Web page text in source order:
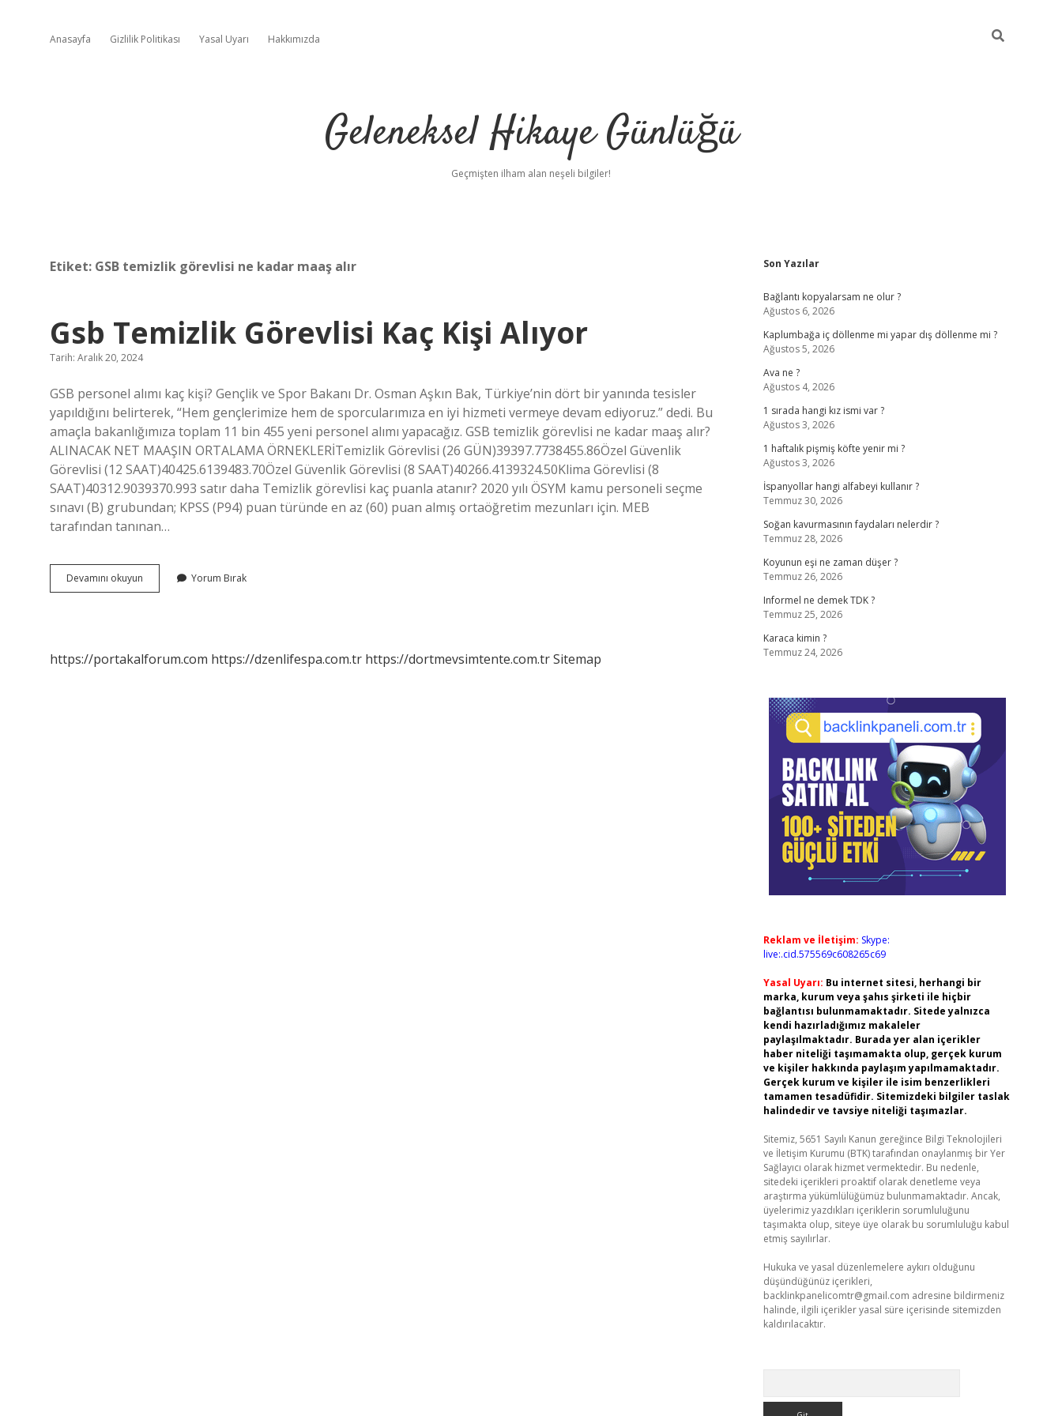
Anasayfa Gizlilik Politikası Yasal Uyarı Hakkımızda
Geleneksel Hikaye Günlüğü
Geçmişten ilham alan neşeli bilgiler!
Etiket: GSB temizlik görevlisi ne kadar maaş alır
Gsb Temizlik Görevlisi Kaç Kişi Alıyor
Tarih: Aralık 20, 2024
GSB personel alımı kaç kişi? Gençlik ve Spor Bakanı Dr. Osman Aşkın Bak, Türkiye’nin dört bir yanında tesisler
yapıldığını belirterek, “Hem gençlerimize hem de sporcularımıza en iyi hizmeti vermeye devam ediyoruz.” dedi. Bu
amaçla bakanlığımıza toplam 11 bin 455 yeni personel alımı yapacağız. GSB temizlik görevlisi ne kadar maaş alır?
ALINACAK NET MAAŞIN ORTALAMA ÖRNEKLERİTemizlik Görevlisi (26 GÜN)39397.7738455.86Özel Güvenlik
Görevlisi (12 SAAT)40425.6139483.70Özel Güvenlik Görevlisi (8 SAAT)40266.4139324.50Klima Görevlisi (8
SAAT)40312.9039370.993 satır daha Temizlik görevlisi kaç puanla atanır? 2020 yılı ÖSYM kamu personeli seçme
sınavı (B) grubundan; KPSS (P94) puan türünde en az (60) puan almış ortaöğretim mezunları için. MEB
tarafından tanınan…
Devamını okuyun
Temizlik
Yorum Bırak
https://portakalforum.com https://dzenlifespa.com.tr https://dortmevsimtente.com.trSitemap
Sidebar
Son Yazılar
Bağlantı kopyalarsam ne olur ?
Ağustos 6, 2026
Kaplumbağa iç döllenme mi yapar dış döllenme mi ?
Ağustos 5, 2026
Ava ne ?
Ağustos 4, 2026
1 sırada hangi kız ismi var ?
Ağustos 3, 2026
1 haftalık pişmiş köfte yenir mi ?
Ağustos 3, 2026
İspanyollar hangi alfabeyi kullanır ?
Temmuz 30, 2026
Soğan kavurmasının faydaları nelerdir ?
Temmuz 28, 2026
Koyunun eşi ne zaman düşer ?
Temmuz 26, 2026
Informel ne demek TDK ?
Temmuz 25, 2026
Karaca kimin ?
Temmuz 24, 2026
Reklam ve İletişim: Skype:
live:.cid.575569c608265c69
Yasal Uyarı: Bu internet sitesi, herhangi bir
marka, kurum veya şahıs şirketi ile hiçbir
bağlantısı bulunmamaktadır. Sitede yalnızca
kendi hazırladığımız makaleler
paylaşılmaktadır. Burada yer alan içerikler
haber niteliği taşımamakta olup, gerçek kurum
ve kişiler hakkında paylaşım yapılmamaktadır.
Gerçek kurum ve kişiler ile isim benzerlikleri
tamamen tesadüfidir. Sitemizdeki bilgiler taslak
halindedir ve tavsiye niteliği taşımazlar.
Sitemiz, 5651 Sayılı Kanun gereğince Bilgi Teknolojileri
ve İletişim Kurumu (BTK) tarafından onaylanmış bir Yer
Sağlayıcı olarak hizmet vermektedir. Bu nedenle,
sitedeki içerikleri proaktif olarak denetleme veya
araştırma yükümlülüğümüz bulunmamaktadır. Ancak,
üyelerimiz yazdıkları içeriklerin sorumluluğunu
taşımakta olup, siteye üye olarak bu sorumluluğu kabul
etmiş sayılırlar.
Hukuka ve yasal düzenlemelere aykırı olduğunu
düşündüğünüz içerikleri,
backlinkpanelicomtr@gmail.com adresine bildirmeniz
halinde, ilgili içerikler yasal süre içerisinde sitemizden
kaldırılacaktır.